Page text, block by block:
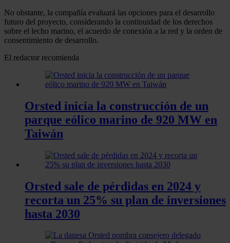
No obstante, la compañía evaluará las opciones para el desarrollo
futuro del proyecto, considerando la continuidad de los derechos
sobre el lecho marino, el acuerdo de conexión a la red y la orden de
consentimiento de desarrollo.
El redactor recomienda
Orsted inicia la construcción de un
parque eólico marino de 920 MW en
Taiwán
Orsted sale de pérdidas en 2024 y
recorta un 25% su plan de inversiones
hasta 2030